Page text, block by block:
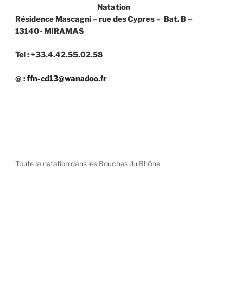
Natation
Résidence Mascagni – rue des Cypres – Bat. B –
13140- MIRAMAS
Tel : +33.4.42.55.02.58
@ :ffn-cd13@wanadoo.fr
Toute la natation dans les Bouches du Rhône